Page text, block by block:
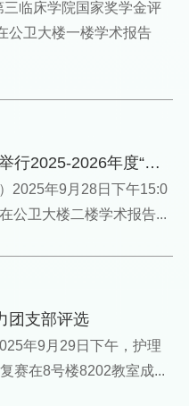
三临床学院国家奖学金评
公卫大楼一楼学术报告
行2025-2026年度“百
2025年9月28日下午15:0
公卫大楼二楼学术报告...
团支部评选
年9月29日下午，护理
赛在8号楼8202教室成...